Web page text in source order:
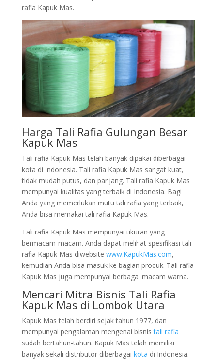
rafia Kapuk Mas.
Harga Tali Rafia Gulungan Besar
Kapuk Mas
Tali rafia Kapuk Mas telah banyak dipakai diberbagai
kota di Indonesia. Tali rafia Kapuk Mas sangat kuat,
tidak mudah putus, dan panjang. Tali rafia Kapuk Mas
mempunyai kualitas yang terbaik di Indonesia. Bagi
Anda yang memerlukan mutu tali rafia yang terbaik,
Anda bisa memakai tali rafia Kapuk Mas.
Tali rafia Kapuk Mas mempunyai ukuran yang
bermacam-macam. Anda dapat melihat spesifikasi tali
rafia Kapuk Mas diwebsite www.KapukMas.com,
kemudian Anda bisa masuk ke bagian produk. Tali rafia
Kapuk Mas juga mempunyai berbagai macam warna.
Mencari Mitra Bisnis Tali Rafia
Kapuk Mas di Lombok Utara
Kapuk Mas telah berdiri sejak tahun 1977, dan
mempunyai pengalaman mengenai bisnistali rafia
sudah bertahun-tahun. Kapuk Mas telah memiliki
banyak sekali distributor diberbagai kota di Indonesia.